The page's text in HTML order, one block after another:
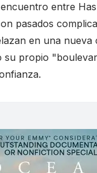
entre
pasados
en una nueva
su propio